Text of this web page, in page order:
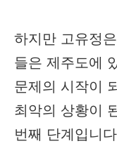
하지만 고유정
들은 제주도에
문제의 시작이
최악의 상황이
번째 단계입니